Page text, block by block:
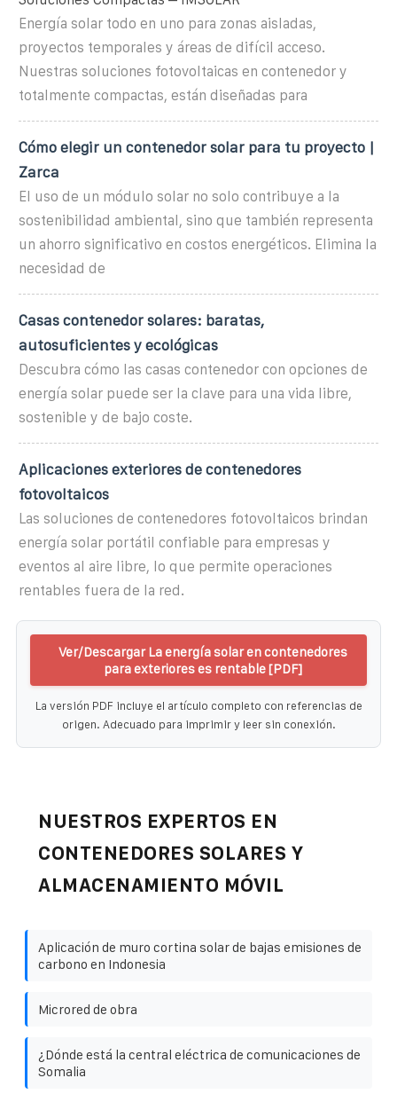
Energía solar todo en uno para zonas aisladas,
proyectos temporales y áreas de difícil acceso.
Nuestras soluciones fotovoltaicas en contenedor y
totalmente compactas, están diseñadas para
Cómo elegir un contenedor solar para tu proyecto |
Zarca
El uso de un módulo solar no solo contribuye a la
sostenibilidad ambiental, sino que también representa
un ahorro significativo en costos energéticos. Elimina la
necesidad de
Casas contenedor solares: baratas,
autosuficientes y ecológicas
Descubra cómo las casas contenedor con opciones de
energía solar puede ser la clave para una vida libre,
sostenible y de bajo coste.
Aplicaciones exteriores de contenedores
fotovoltaicos
Las soluciones de contenedores fotovoltaicos brindan
energía solar portátil confiable para empresas y
eventos al aire libre, lo que permite operaciones
rentables fuera de la red.
Ver/Descargar La energía solar en contenedores
para exteriores es rentable [PDF]
La versión PDF incluye el artículo completo con referencias de
origen. Adecuado para imprimir y leer sin conexión.
NUESTROS EXPERTOS EN
CONTENEDORES SOLARES Y
ALMACENAMIENTO MÓVIL
Aplicación de muro cortina solar de bajas emisiones de
carbono en Indonesia
Microred de obra
¿Dónde está la central eléctrica de comunicaciones de
Somalia